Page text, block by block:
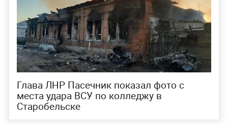
Глава ЛНР Пасечник показал фото с
места удара ВСУ по колледжу в
Старобельске